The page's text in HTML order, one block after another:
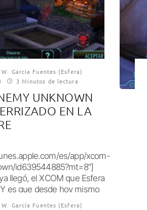
García Fuentes (Esfera)
3 Minutos de lectura
UNKNOWN
EN LA
es/app/xcom-
id639544885?mt=8″]
llegó, el XCOM que Esfera
es que desde hoy mismo
García Fuentes (Esfera)